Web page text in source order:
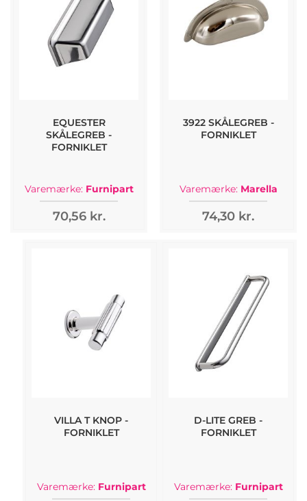
EQUESTER
SKÅLEGREB -
FORNIKLET
Varemærke: Furnipart
70,56 kr.
3922 SKÅLEGREB -
FORNIKLET
Varemærke: Marella
74,30 kr.
VILLA T KNOP -
FORNIKLET
Varemærke: Furnipart
D-LITE GREB -
FORNIKLET
Varemærke: Furnipart